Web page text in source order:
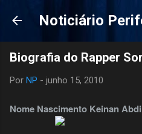
Pular
Noticiário
Biografia do Rapper
Por NP - junho 15, 2010
Nome Nascimento Keinan